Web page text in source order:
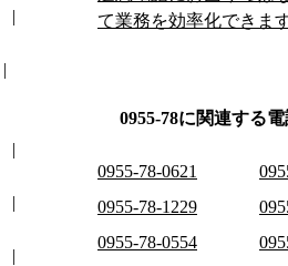
て業務を効率化できます
0955-78に関連する
0955-78-0621
0955-78-1229
0955-78-0554